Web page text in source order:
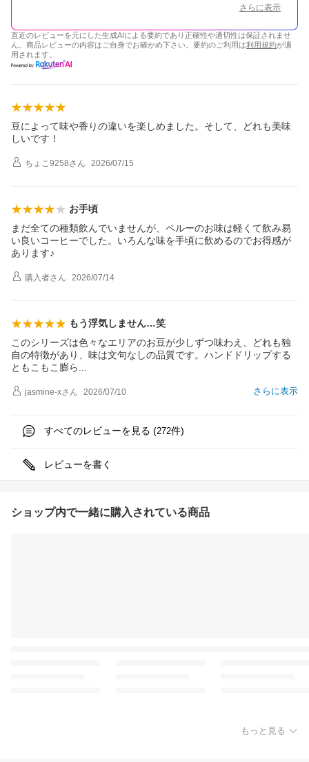
さらに表示
直近のレビューを元にした生成AIによる要約であり正確性や適切性は保証されませ
ん。商品レビューの内容はご自身でお確かめ下さい。要約のご利用は利用規約が適
用されます。
豆によって味や香りの違いを楽しめました。そして、どれも美味
しいです！
ちょこ9258さん 2026/07/15
お手頃
まだ全ての種類飲んでいませんが、ペルーのお味は軽くて飲み易
い良いコーヒーでした。いろんな味を手頃に飲めるのでお得感が
あります♪
購入者さん 2026/07/14
もう浮気しません…笑
このシリーズは色々なエリアのお豆が少しずつ味わえ、どれも独
自の特徴があり、味は文句なしの品質です。ハンドドリップする
ともこもこ膨ら
さらに表示
jasmine-xさん 2026/07/10
すべてのレビューを見る (272件)
レビューを書く
ショップ内で一緒に購入されている商品
もっと見る